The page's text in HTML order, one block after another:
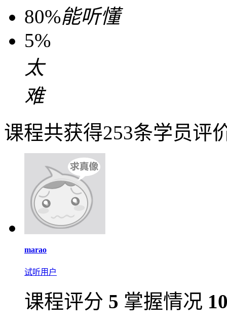
80%能听懂
5%
太
难
课程共获得253条学员评
marao
试听用户
课程评分 5 掌握情况